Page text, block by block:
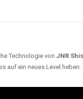
Technologie von JNR
auf ein neues Level heben.